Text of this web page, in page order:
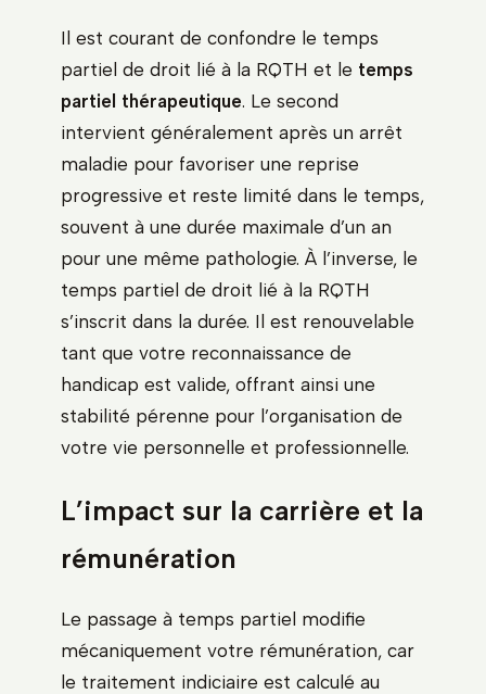
Il est courant de confondre le temps
partiel de droit lié à la RQTH et le temps
partiel thérapeutique. Le second
intervient généralement après un arrêt
maladie pour favoriser une reprise
progressive et reste limité dans le temps,
souvent à une durée maximale d’un an
pour une même pathologie. À l’inverse, le
temps partiel de droit lié à la RQTH
s’inscrit dans la durée. Il est renouvelable
tant que votre reconnaissance de
handicap est valide, offrant ainsi une
stabilité pérenne pour l’organisation de
votre vie personnelle et professionnelle.
L’impact sur la carrière et la
rémunération
Le passage à temps partiel modifie
mécaniquement votre rémunération, car
le traitement indiciaire est calculé au